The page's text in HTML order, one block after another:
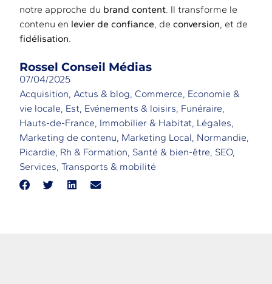
Rossel Conseil Médias
07/04/2025
Acquisition, Actus & blog, Commerce, Economie &
vie locale, Est, Evénements & loisirs, Funéraire,
Hauts-de-France, Immobilier & Habitat, Légales,
Marketing de contenu, Marketing Local, Normandie,
Picardie, Rh & Formation, Santé & bien-être, SEO,
Services, Transports & mobilité
notre approche du brand content. Il transforme le
contenu en levier de confiance, de conversion, et de
fidélisation.